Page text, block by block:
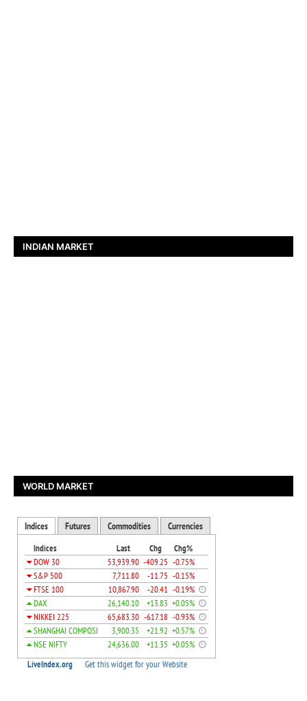
INDIAN MARKET
WORLD MARKET